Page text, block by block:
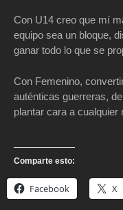
Con U14 creo que mí
equipo sea un bloque,
ganar todo lo que se
Con Femenino,
auténticas guerreras,
plantar cara a cualquier
Comparte esto:
Facebook X